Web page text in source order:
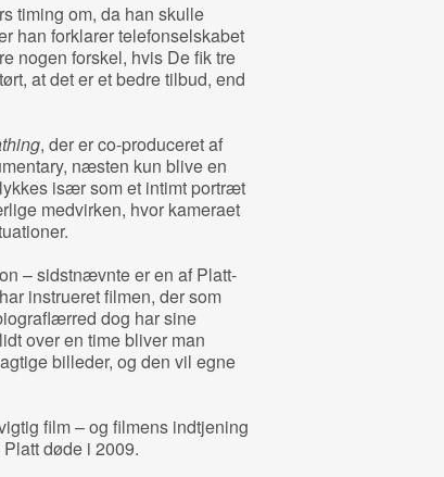
timing om, da han skulle
han forklarer telefonselskabet
nogen forskel, hvis De fik tre
at det er et bedre tilbud, end
, der er co-produceret af
næsten kun blive en
især som et intimt portræt
medvirken, hvor kameraet
– sidstnævnte er en af Platt-
instrueret filmen, der som
dog har sine
over en time bliver man
billeder, og den vil egne
film – og filmens indtjening
døde i 2009.